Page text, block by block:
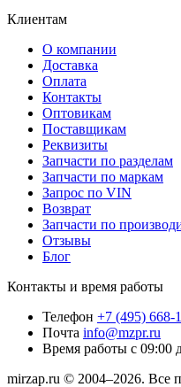
Клиентам
О компании
Доставка
Оплата
Контакты
Оптовикам
Поставщикам
Реквизиты
Запчасти по разделам
Запчасти по маркам
Запрос по VIN
Возврат
Запчасти по
Отзывы
Блог
Контакты и время работы
Телефон +7 (495) 668-
Почта info@mzpr.ru
Время работы с 09:00
mirzap.ru © 2004–2026. Все